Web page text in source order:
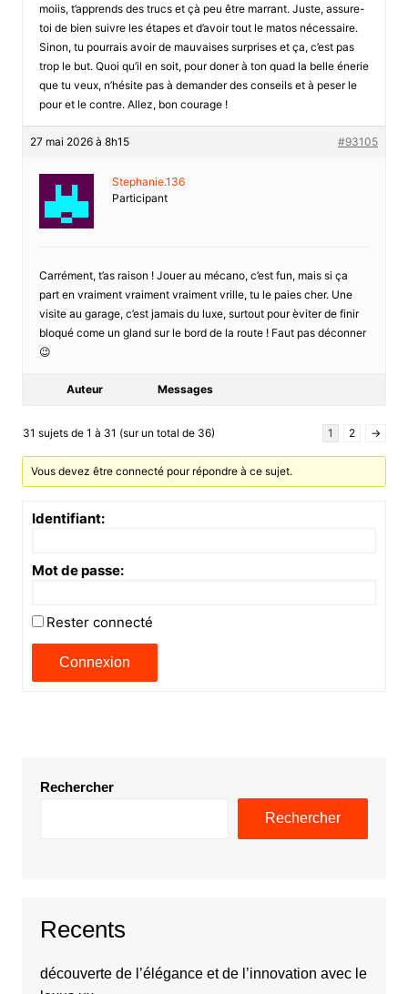
moiis, t’apprends des trucs et çà peu être marrant. Juste, assure-
toi de bien suivre les étapes et d’avoir tout le matos nécessaire.
Sinon, tu pourrais avoir de mauvaises surprises et ça, c’est pas
trop le but. Quoi qu’il en soit, pour doner à ton quad la belle énerie
que tu veux, n’hésite pas à demander des conseils et à peser le
pour et le contre. Allez, bon courage !
27 mai 2026 à 8h15 #93105
Stephanie.136
Participant
Carrément, t’as raison ! Jouer au mécano, c’est fun, mais si ça
part en vraiment vraiment vraiment vrille, tu le paies cher. Une
visite au garage, c’est jamais du luxe, surtout pour èviter de finir
bloqué come un gland sur le bord de la route ! Faut pas déconner
😉
Auteur Messages
31 sujets de 1 à 31 (sur un total de 36) 1 2 →
Vous devez être connecté pour répondre à ce sujet.
Identifiant:
Mot de passe:
Rester connecté
Connexion
Rechercher
Rechercher
Recents
découverte de l’élégance et de l’innovation avec le